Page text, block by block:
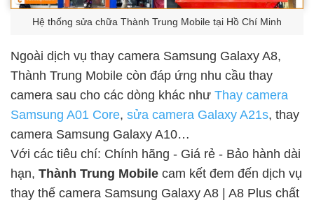
Hệ thống sửa chữa Thành Trung Mobile tại Hồ Chí Minh
Ngoài dịch vụ thay camera Samsung Galaxy A8,
Thành Trung Mobile còn đáp ứng nhu cầu thay
camera sau cho các dòng khác như Thay camera
Samsung A01 Core, sửa camera Galaxy A21s, thay
camera Samsung Galaxy A10…
Với các tiêu chí: Chính hãng - Giá rẻ - Bảo hành dài
hạn, Thành Trung Mobile cam kết đem đến dịch vụ
thay thế camera Samsung Galaxy A8 | A8 Plus chất